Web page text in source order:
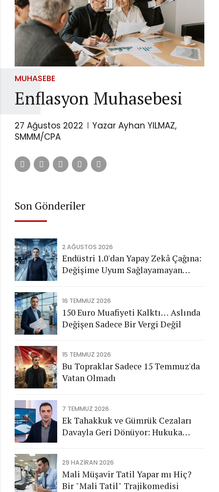
MUHASEBE
Enflasyon Muhasebesi
27 Ağustos 2022
Yazar Ayhan YILMAZ,
SMMM/CPA
Son Gönderiler
2 AĞUSTOS 2026
Endüstri 1.0'dan Yapay Zekâ Çağına:
Değişime Uyum Sağlayamayan
16 TEMMUZ 2026
150 Euro Muafiyeti Kalktı… Aslında
Değişen Sadece Bir Vergi Değil
15 TEMMUZ 2026
Bu Topraklar Sadece 15 Temmuz'da
Vatan Olmadı
7 TEMMUZ 2026
Ek Tahakkuk ve Gümrük Cezaları
Davayla Geri Dönüyor: Hukuka
29 HAZIRAN 2026
Mali Müşavir Tatil Yapar mı Hiç?
Bir "Mali Tatil" Trajikomedisi